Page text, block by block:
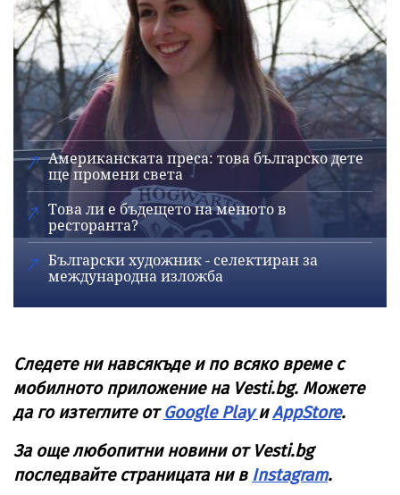
Американската преса: това българско дете
ще промени света
Това ли е бъдещето на менюто в
ресторанта?
Български художник - селектиран за
международна изложба
Следете ни навсякъде и по всяко време с
мобилното приложение на Vesti.bg. Можете
да го изтеглите отGoogle PlayиAppStore.
За още любопитни новини от Vesti.bg
последвайте страницата ни в Instagram.